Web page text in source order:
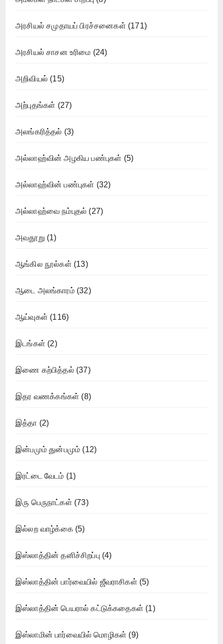
அரசியல் சமுதாயப் பிரச்சனைகள் (171)
அரசியல் சாசன உரிமை (24)
அறிவியல் (15)
அற்புதங்கள் (27)
அலங்கரித்தல் (3)
அல்லாஹ்வின் அழகிய பண்புகள் (5)
அல்லாஹ்வின் பண்புகள் (32)
அல்லாஹ்வை நம்புதல் (27)
அவதூறு (1)
ஆங்கில நூல்கள் (13)
ஆடை அலங்காரம்(32)
ஆய்வுகள் (116)
இடங்கள் (2)
இணை கற்பித்தல் (37)
இதர வணக்கங்கள் (8)
இத்தா (2)
இன்பமும் துன்பமும் (12)
இரட்டை வேடம் (1)
இரு பெருநாட்கள் (73)
இல்லற வாழ்க்கை(5)
இஸ்லாத்தின் தனிச்சிறப்பு (4)
இஸ்லாத்தின் பார்வையில் ஜீவராசிகள் (5)
இஸ்லாத்தின் பெயரால் கட்டுக்கதைகள் (1)
இஸ்லாமின் பார்வையில் மொழிகள் (9)